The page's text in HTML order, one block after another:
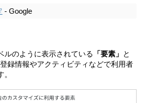
- Google
ルのように表示されている 「要素」 と
録情報やアクティビティなどで利用者